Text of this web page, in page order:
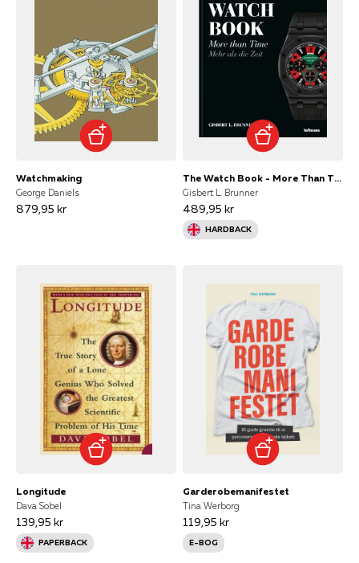
Watchmaking
George Daniels
879,95 kr
The Watch Book - More Than Time
Gisbert L. Brunner
489,95 kr
HARDBACK
Longitude
Dava Sobel
139,95 kr
PAPERBACK
Garderobemanifestet
Tina Werborg
119,95 kr
E-BOG